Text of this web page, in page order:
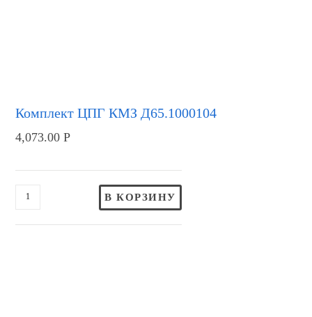
Комплект ЦПГ КМЗ Д65.1000104
4,073.00Р
В КОРЗИНУ